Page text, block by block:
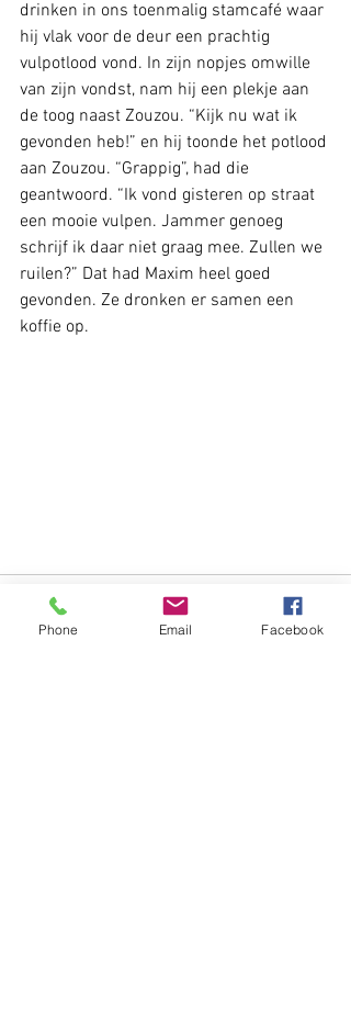
drinken in ons toenmalig stamcafé waar
hij vlak voor de deur een prachtig
vulpotlood vond. In zijn nopjes omwille
van zijn vondst, nam hij een plekje aan
de toog naast Zouzou. “Kijk nu wat ik
gevonden heb!” en hij toonde het potlood
aan Zouzou. “Grappig”, had die
geantwoord. “Ik vond gisteren op straat
een mooie vulpen. Jammer genoeg
schrijf ik daar niet graag mee. Zullen we
ruilen?” Dat had Maxim heel goed
gevonden. Ze dronken er samen een
koffie op.
Phone Email Facebook